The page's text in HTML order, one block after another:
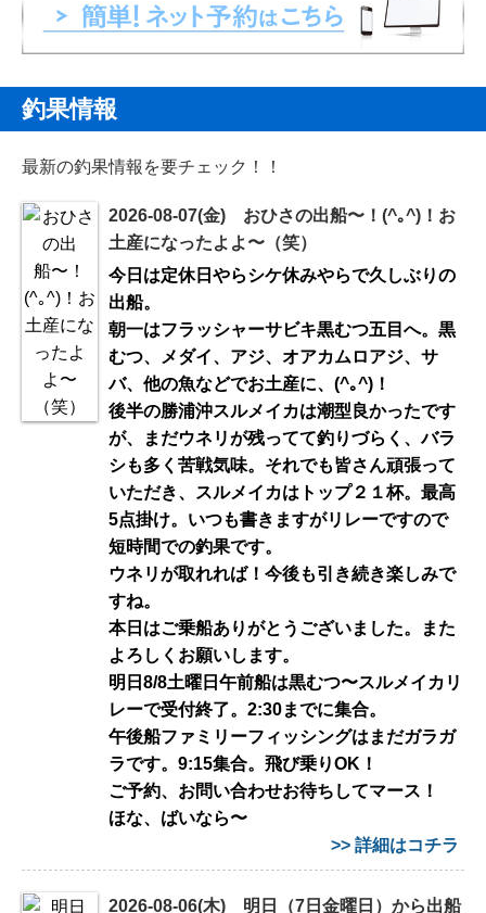
釣果情報
最新の釣果情報を要チェック！！
2026-08-07(金) おひさの出船〜！(^｡^)！お
土産になったよよ〜（笑）
今日は定休日やらシケ休みやらで久しぶりの
出船。
朝一はフラッシャーサビキ黒むつ五目へ。黒
むつ、メダイ、アジ、オアカムロアジ、サ
バ、他の魚などでお土産に、(^｡^)！
後半の勝浦沖スルメイカは潮型良かったです
が、まだウネリが残ってて釣りづらく、バラ
シも多く苦戦気味。それでも皆さん頑張って
いただき、スルメイカはトップ２１杯。最高
5点掛け。いつも書きますがリレーですので
短時間での釣果です。
ウネリが取れれば！今後も引き続き楽しみで
すね。
本日はご乗船ありがとうございました。また
よろしくお願いします。
明日8/8土曜日午前船は黒むつ〜スルメイカリ
レーで受付終了。2:30までに集合。
午後船ファミリーフィッシングはまだガラガ
ラです。9:15集合。飛び乗りOK！
ご予約、お問い合わせお待ちしてマース！
ほな、ばいなら〜
>> 詳細はコチラ
2026-08-06(木) 明日（7日金曜日）から出船